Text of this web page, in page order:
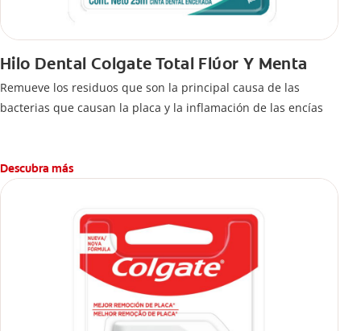
Hilo Dental Colgate Total Flúor Y Menta
Remueve los residuos que son la principal causa de las
bacterias que causan la placa y la inflamación de las encías
Descubra más